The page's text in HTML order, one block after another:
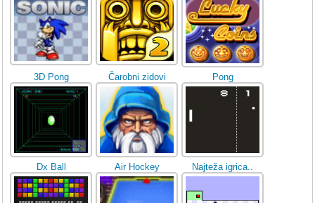
3D Pong Čarobni zidovi Pong
Dx Ball Air Hockey Najteža igrica..